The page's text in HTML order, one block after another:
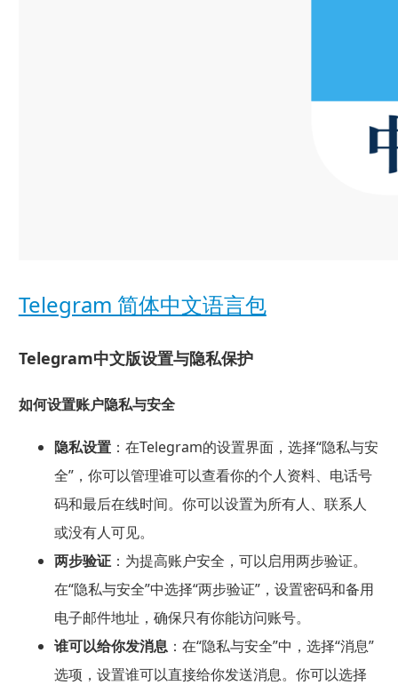
Telegram 简体中文语言包
Telegram中文版设置与隐私保护
如何设置账户隐私与安全
隐私设置：在Telegram的设置界面，选择“隐私与安
全”，你可以管理谁可以查看你的个人资料、电话号
码和最后在线时间。你可以设置为所有人、联系人
或没有人可见。
两步验证：为提高账户安全，可以启用两步验证。
在“隐私与安全”中选择“两步验证”，设置密码和备用
电子邮件地址，确保只有你能访问账号。
谁可以给你发消息：在“隐私与安全”中，选择“消息”
选项，设置谁可以直接给你发送消息。你可以选择